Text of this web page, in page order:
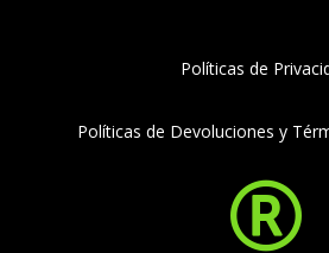
Políticas de
Políticas de Devoluciones y
